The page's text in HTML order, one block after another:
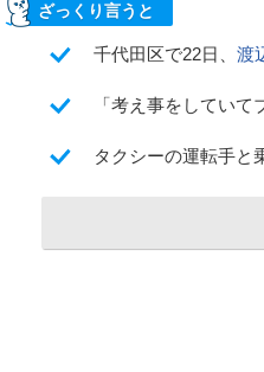
ざっくり言うと
千代田区で22日、 渡
「考え事をしてい
タクシーの運転手と